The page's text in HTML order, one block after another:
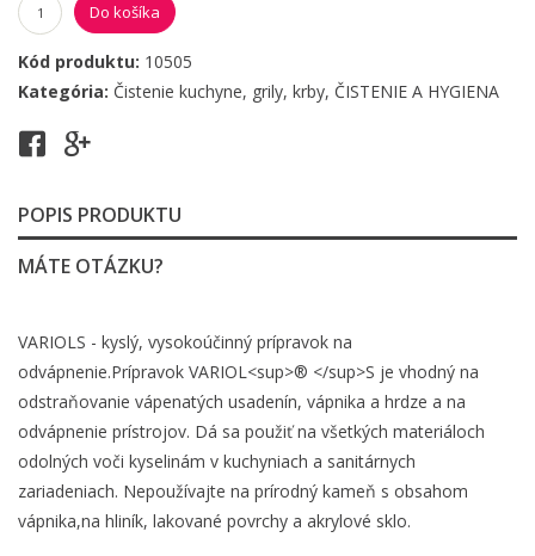
Do košíka
Kód produktu: 10505
Kategória: Čistenie kuchyne, grily, krby, ČISTENIE A HYGIENA
POPIS PRODUKTU
MÁTE OTÁZKU?
VARIOLS - kyslý, vysokoúčinný prípravok na
odvápnenie.Prípravok VARIOL<sup>® </sup>S je vhodný na
odstraňovanie vápenatých usadenín, vápnika a hrdze a na
odvápnenie prístrojov. Dá sa použiť na všetkých materiáloch
odolných voči kyselinám v kuchyniach a sanitárnych
zariadeniach. Nepoužívajte na prírodný kameň s obsahom
vápnika,na hliník, lakované povrchy a akrylové sklo.